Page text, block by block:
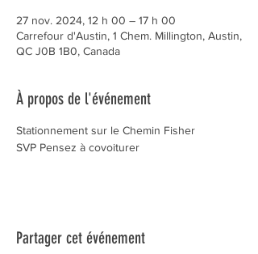
27 nov. 2024, 12 h 00 – 17 h 00
Carrefour d'Austin, 1 Chem. Millington, Austin,
QC J0B 1B0, Canada
À propos de l'événement
Stationnement sur le Chemin Fisher
SVP Pensez à covoiturer
Partager cet événement